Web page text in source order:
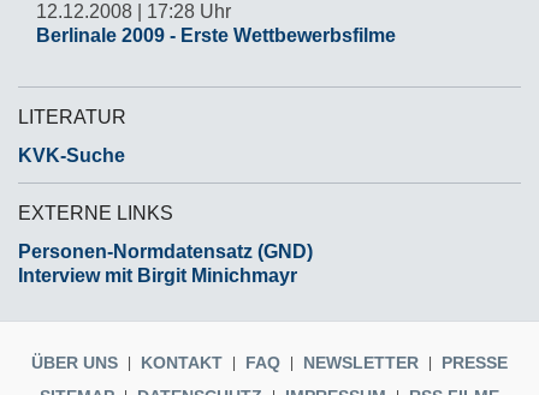
12.12.2008 | 17:28 Uhr
Berlinale 2009 - Erste Wettbewerbsfilme
LITERATUR
KVK-Suche
EXTERNE LINKS
Personen-Normdatensatz (GND)
Interview mit Birgit Minichmayr
ÜBER UNS KONTAKT FAQ NEWSLETTER
PRESSE